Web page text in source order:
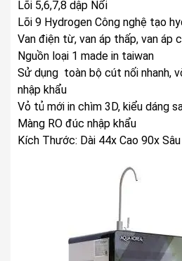
Lõi 5,6,7,8 dập Nổi
Lõi 9 Hydrogen Công nghệ tạo
Van điện từ, van áp thấp, van áp
Nguồn loại 1 made in taiwan
Sử dụng toàn bộ cút nối nhanh,
nhập khẩu
Vỏ tủ mới in chìm 3D, kiểu dáng
Màng RO đúc nhập khẩu
Kích Thước: Dài 44x Cao 90x